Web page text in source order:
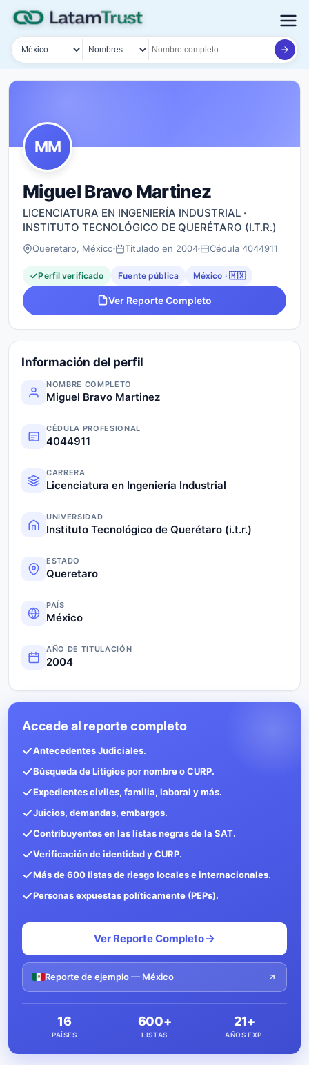
País
Tipo de búsqueda
Nombre o documento
MM
Miguel Bravo Martinez
LICENCIATURA EN INGENIERÍA INDUSTRIAL ·
INSTITUTO TECNOLÓGICO DE QUERÉTARO (I.T.R.)
Queretaro, México Titulado en 2004 Cédula 4044911
Perfil verificado Fuente pública México · 🇲🇽
Ver Reporte Completo
Información del perfil
NOMBRE COMPLETO
Miguel Bravo Martinez
CÉDULA PROFESIONAL
4044911
CARRERA
Licenciatura en Ingeniería Industrial
UNIVERSIDAD
Instituto Tecnológico de Querétaro (i.t.r.)
ESTADO
Queretaro
PAÍS
México
AÑO DE TITULACIÓN
2004
Accede al reporte completo
Antecedentes Judiciales.
Búsqueda de Litigios por nombre o CURP.
Expedientes civiles, familia, laboral y más.
Juicios, demandas, embargos.
Contribuyentes en las listas negras de la SAT.
Verificación de identidad y CURP.
Más de 600 listas de riesgo locales e internacionales.
Personas expuestas políticamente (PEPs).
Ver Reporte Completo
Reporte de ejemplo — México
16
PAÍSES
600+
LISTAS
21+
AÑOS EXP.